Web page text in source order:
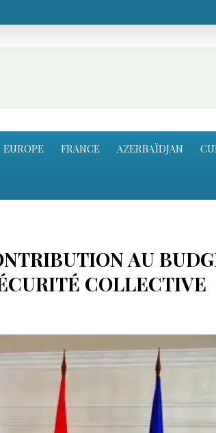
EUROPE FRANCE AZERBAÏDJAN
AU
COLLECTIVE